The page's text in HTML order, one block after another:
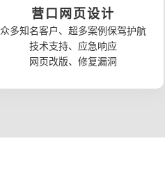
营口网页设计
众多知名客户、超多案例保驾护航
技术支持、应急响应
网页改版、修复漏洞